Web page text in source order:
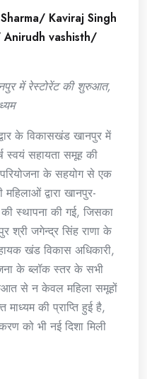
Kaviraj Singh
vashisth/
में रेस्टोरेंट की शुरुआत,
के विकासखंड खानपुर में
स्वयं सहायता समूह की
परियोजना के सहयोग से एक
द्वारा खानपुर-
की स्थापना की गई, जिसका
श्री जगेन्द्र सिंह राणा के
खंड विकास अधिकारी,
के ब्लॉक स्तर के सभी
से न केवल महिला समूहों
की प्राप्ति हुई है,
को भी नई दिशा मिली